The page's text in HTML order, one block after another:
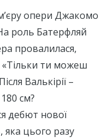
опери Джакомо
роль Батерфляй
провалилася,
«Тільки ти можеш
Валькірії –
см?
дебют нової
яка цього разу